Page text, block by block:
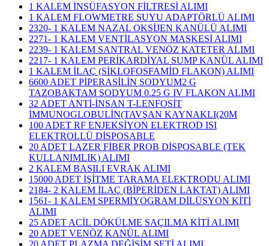
1 KALEM İNSÜFASYON FİLTRESİ ALIMI
1 KALEM FLOWMETRE SUYU ADAPTÖRLÜ ALIMI
2320- 1 KALEM NAZAL OKSİJEN KANÜLÜ ALIMI
2271- 1 KALEM VENTİLASYON MASKESİ ALIMI
2239- 1 KALEM SANTRAL VENÖZ KATETER ALIMI
2217- 1 KALEM PERİKARDİYAL SUMP KANÜL ALIMI
1 KALEM İLAÇ (SİKLOFOSFAMİD FLAKON) ALIMI
6600 ADET PİPERASİLİN SODYUM2 G
TAZOBAKTAM SODYUM 0.25 G IV FLAKON ALIMI
32 ADET ANTİ-İNSAN T-LENFOSİT
İMMUNOGLOBULİN(TAVŞAN KAYNAKLI(20M
100 ADET RF ENJEKSİYON ELEKTROD ISI
ELEKTROLLÜ DİSPOSABLE
20 ADET LAZER FİBER PROB DİSPOSABLE (TEK
KULLANIMLIK) ALIMI
2 KALEM BASILI EVRAK ALIMI
15000 ADET İŞİTME TARAMA ELEKTRODU ALIMI
2184- 2 KALEM İLAÇ (BİPERİDEN LAKTAT) ALIMI
1561- 1 KALEM SPERMİYOGRAM DİLÜSYON KİTİ
ALIMI
25 ADET ACİL DÖKÜLME SAÇILMA KİTİ ALIMI
20 ADET VENÖZ KANÜL ALIMI
20 ADET PLAZMA DEĞİŞİM SETİ ALIMI